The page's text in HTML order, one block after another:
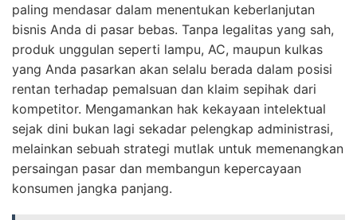
paling mendasar dalam menentukan keberlanjutan
bisnis Anda di pasar bebas. Tanpa legalitas yang sah,
produk unggulan seperti lampu, AC, maupun kulkas
yang Anda pasarkan akan selalu berada dalam posisi
rentan terhadap pemalsuan dan klaim sepihak dari
kompetitor. Mengamankan hak kekayaan intelektual
sejak dini bukan lagi sekadar pelengkap administrasi,
melainkan sebuah strategi mutlak untuk memenangkan
persaingan pasar dan membangun kepercayaan
konsumen jangka panjang.